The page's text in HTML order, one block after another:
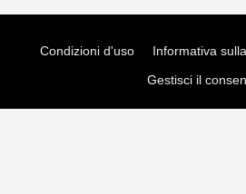
Condizioni d'uso Informativa
Gestisci il